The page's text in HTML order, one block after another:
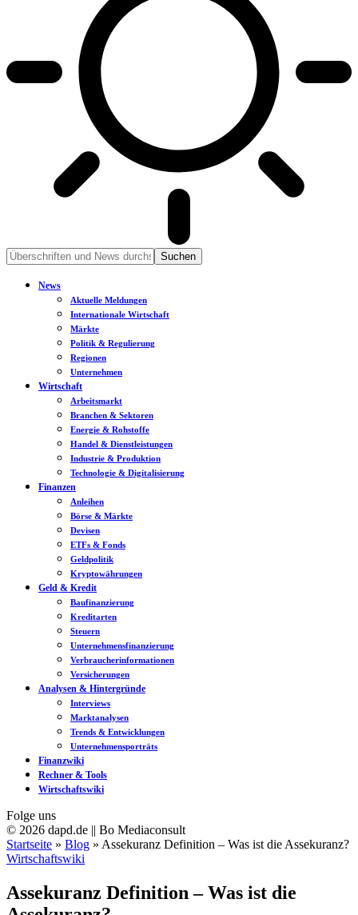
News
Aktuelle Meldungen
Internationale Wirtschaft
Märkte
Politik & Regulierung
Regionen
Unternehmen
Wirtschaft
Arbeitsmarkt
Branchen & Sektoren
Energie & Rohstoffe
Handel & Dienstleistungen
Industrie & Produktion
Technologie & Digitalisierung
Finanzen
Anleihen
Börse & Märkte
Devisen
ETFs & Fonds
Geldpolitik
Kryptowährungen
Geld & Kredit
Baufinanzierung
Kreditarten
Steuern
Unternehmensfinanzierung
Verbraucherinformationen
Versicherungen
Analysen & Hintergründe
Interviews
Marktanalysen
Trends & Entwicklungen
Unternehmensporträts
Finanzwiki
Rechner & Tools
Wirtschaftswiki
Folge uns
© 2026 dapd.de || Bo Mediaconsult
Startseite » Blog » Assekuranz Definition – Was ist die Assekuranz?
Wirtschaftswiki
Assekuranz Definition – Was ist die